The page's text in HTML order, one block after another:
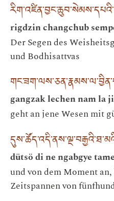
rigdzin changchub
Der Segen des
und Bodhisattvas
gangzak lechen nam la
geht an jene Wesen mit
dütsö di ne ngabgye
und von dem Moment
Zeitspannen von